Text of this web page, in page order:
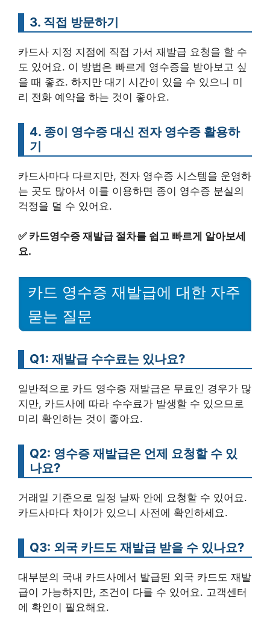
3. 직접 방문하기
카드사 지정 지점에 직접 가서 재발급 요청을 할 수
도 있어요. 이 방법은 빠르게 영수증을 받아보고 싶
을 때 좋죠. 하지만 대기 시간이 있을 수 있으니 미
리 전화 예약을 하는 것이 좋아요.
4. 종이 영수증 대신 전자 영수증 활용하
기
카드사마다 다르지만, 전자 영수증 시스템을 운영하
는 곳도 많아서 이를 이용하면 종이 영수증 분실의
걱정을 덜 수 있어요.
✅ 카드영수증 재발급 절차를 쉽고 빠르게 알아보세
요.
카드 영수증 재발급에 대한 자주
묻는 질문
Q1: 재발급 수수료는 있나요?
일반적으로 카드 영수증 재발급은 무료인 경우가 많
지만, 카드사에 따라 수수료가 발생할 수 있으므로
미리 확인하는 것이 좋아요.
Q2: 영수증 재발급은 언제 요청할 수 있
나요?
거래일 기준으로 일정 날짜 안에 요청할 수 있어요.
카드사마다 차이가 있으니 사전에 확인하세요.
Q3: 외국 카드도 재발급 받을 수 있나요?
대부분의 국내 카드사에서 발급된 외국 카드도 재발
급이 가능하지만, 조건이 다를 수 있어요. 고객센터
에 확인이 필요해요.